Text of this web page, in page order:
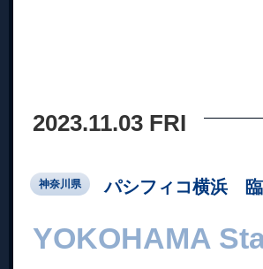
2023.11.03 FRI
神奈川県 パシフィコ横浜
YOKOHAMA